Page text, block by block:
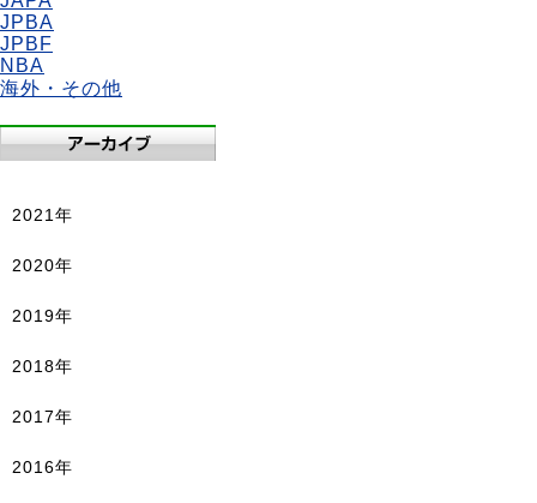
JPBA
JPBF
NBA
海外・その他
2021年
2020年
2019年
2018年
2017年
2016年